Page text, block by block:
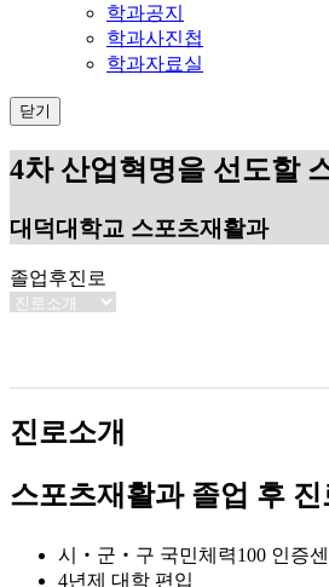
학과공지
학과사진첩
학과자료실
닫기
4차 산업혁명을 선도할
대덕대학교 스포츠재활과
졸업후진로
진로소개
스포츠재활과 졸업 후 진
시‧군‧구 국민체력100 인증센
4년제 대학 편입